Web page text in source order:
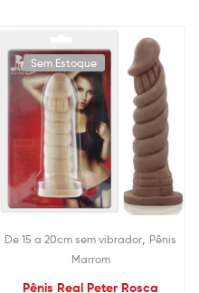
Sem Estoque
De 15 a 20cm sem vibrador Pênis
Marrom
Pênis Real Peter Rosca